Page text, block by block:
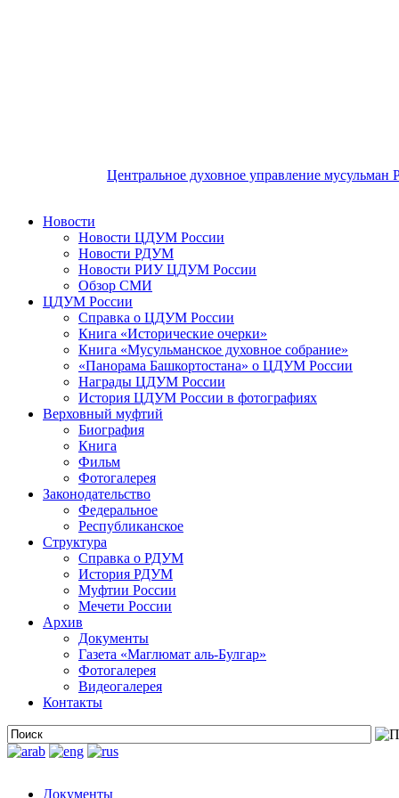
Центральное духовное управление мусульман
Новости
Новости ЦДУМ России
Новости РДУМ
Новости РИУ ЦДУМ России
Обзор СМИ
ЦДУМ России
Справка о ЦДУМ России
Книга «Исторические очерки»
Книга «Мусульманское духовное собрание»
«Панорама Башкортостана» о ЦДУМ России
Награды ЦДУМ России
История ЦДУМ России в фотографиях
Верховный муфтий
Биография
Книга
Фильм
Фотогалерея
Законодательство
Федеральное
Республиканское
Структура
Справка о РДУМ
История РДУМ
Муфтии России
Мечети России
Архив
Документы
Газета «Маглюмат аль-Булгар»
Фотогалерея
Видеогалерея
Контакты
Документы